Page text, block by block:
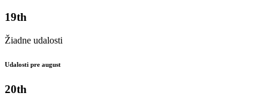
19th
Žiadne udalosti
Udalosti pre august
20th